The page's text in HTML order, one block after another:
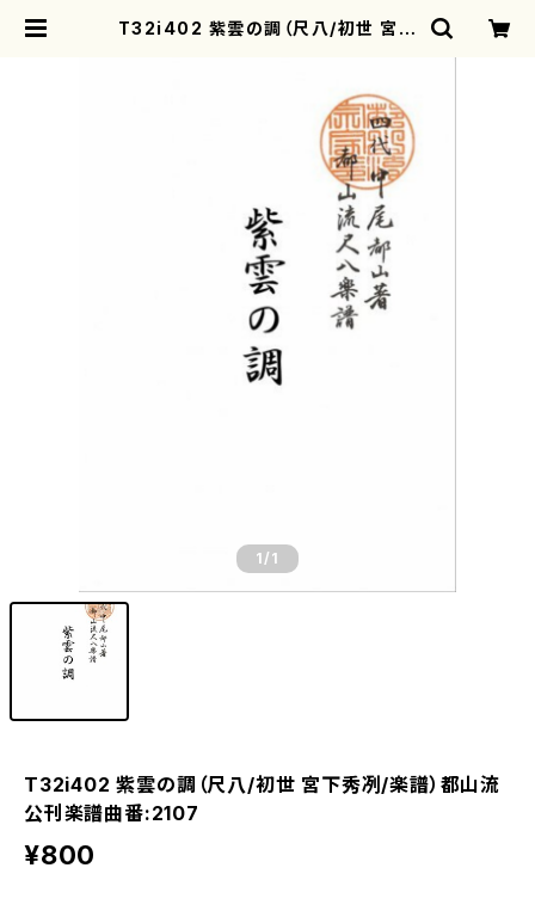
T32i402 紫雲の調（尺八/初世 宮下
1 /1
T32i402 紫雲の調（尺八/初世 宮下秀冽/楽譜）都山流
公刊楽譜曲番:2107
¥800